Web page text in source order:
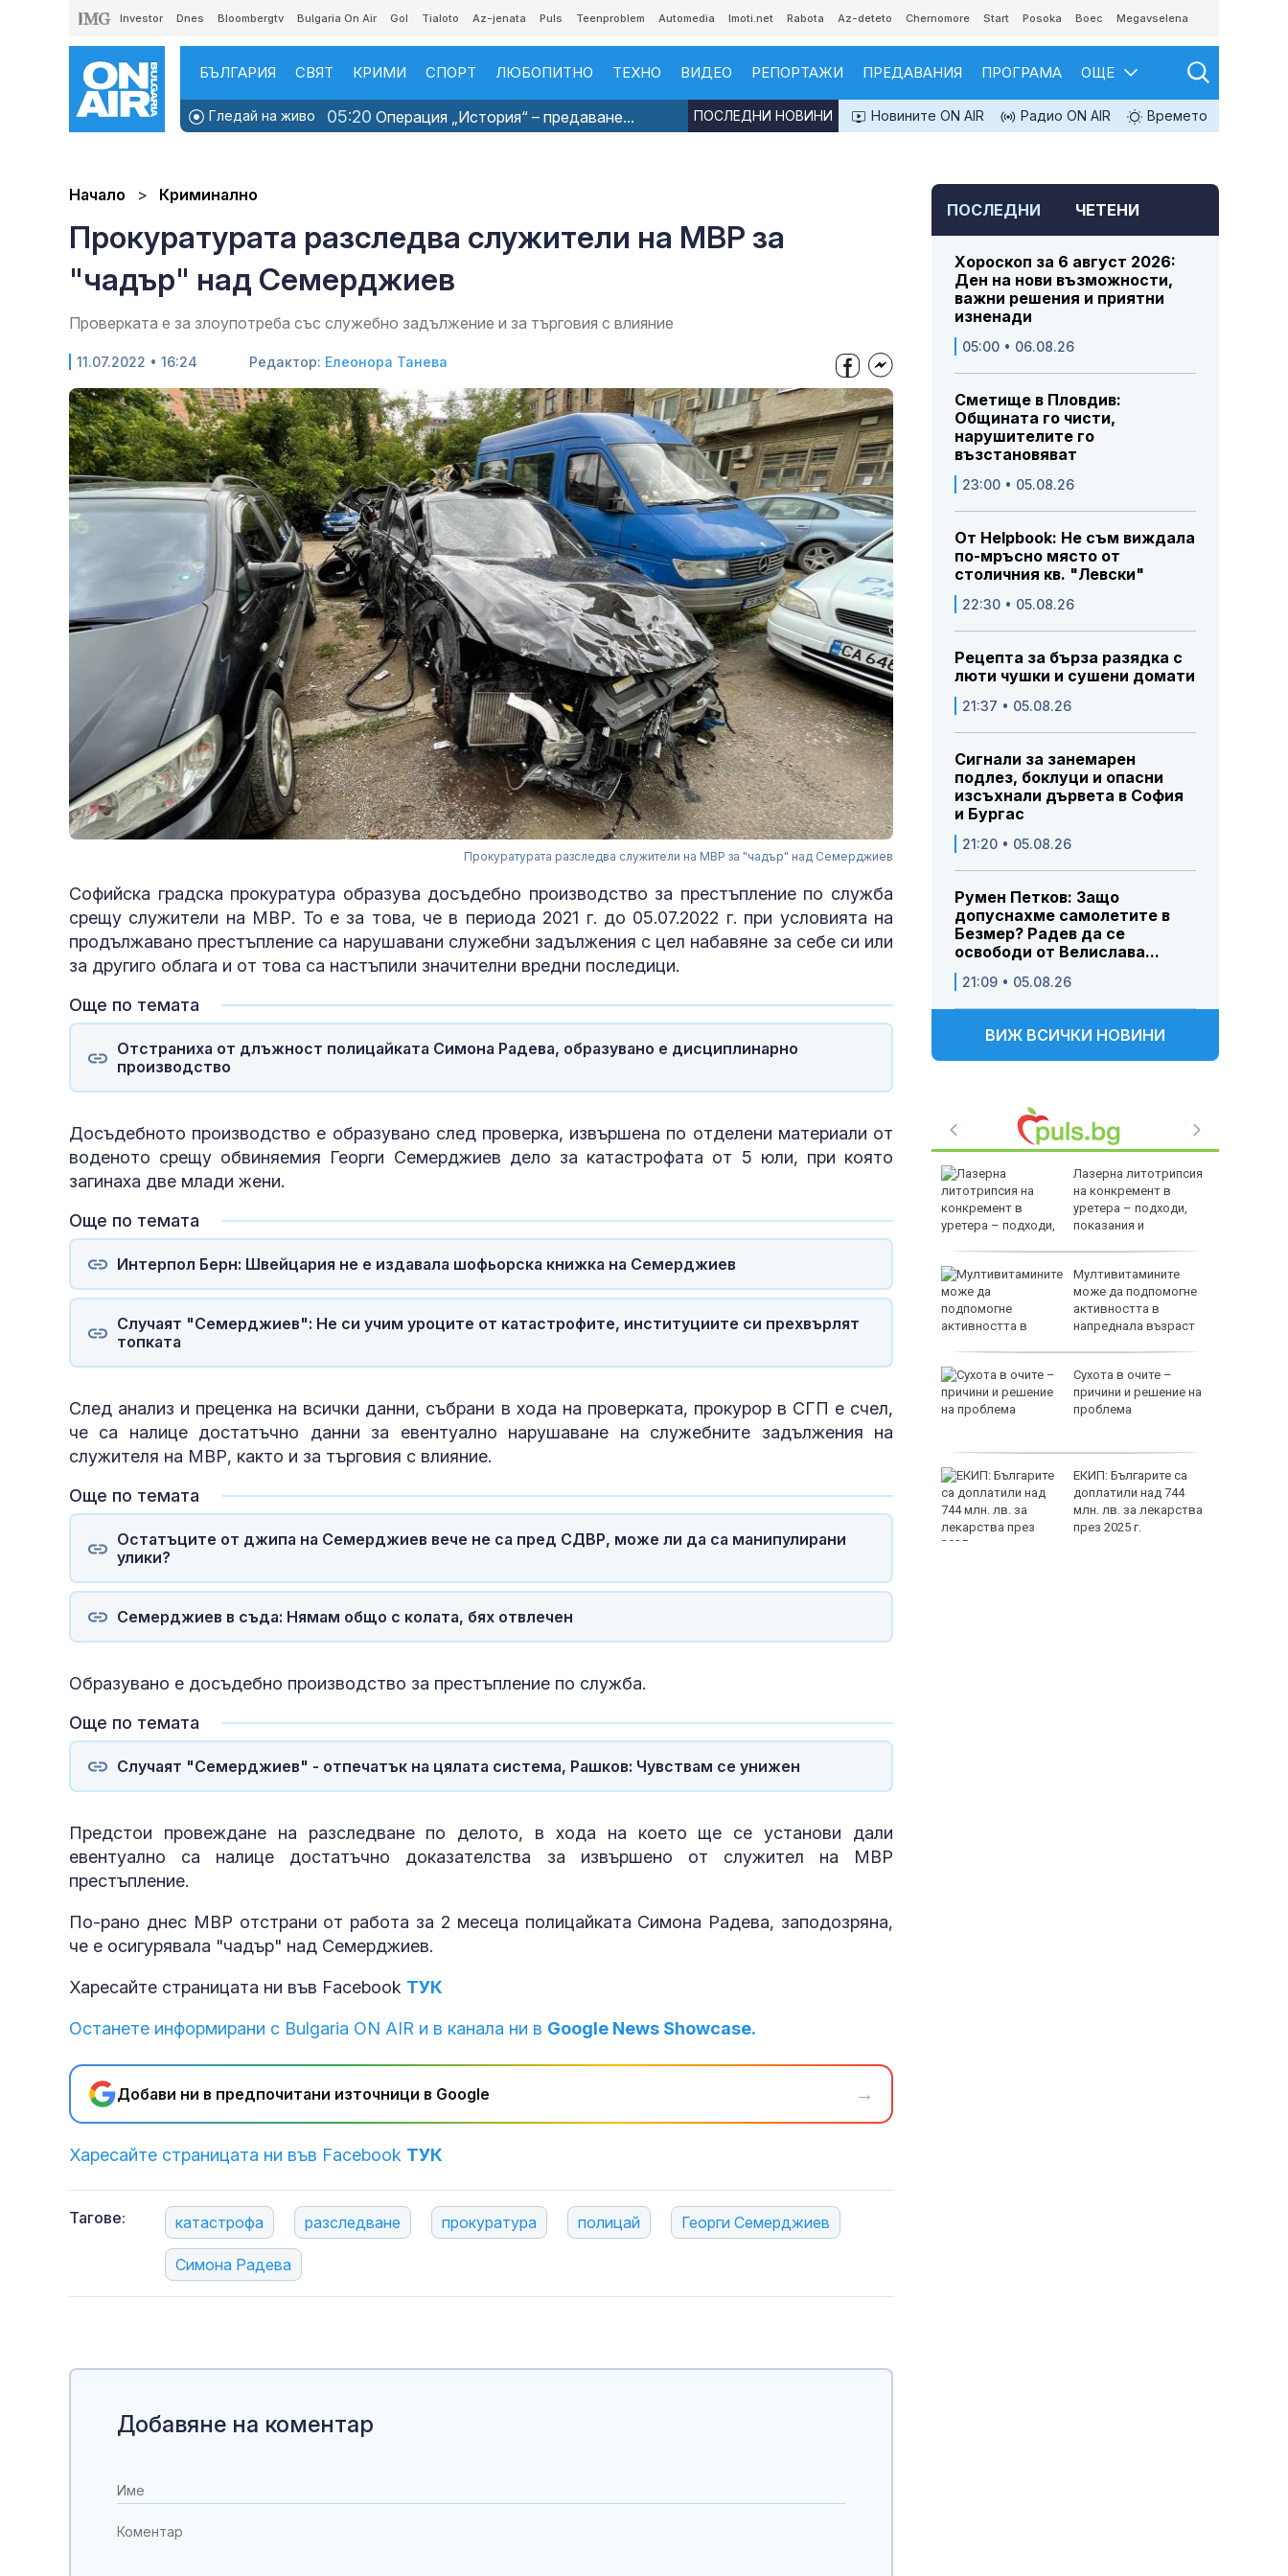
Investor Dnes Bloombergtv Bulgaria On Air Gol Tialoto Az-jenata Puls Teenproblem Automedia Imoti.net Rabota Az-deteto Chernomore Start Posoka Boec Megavselena
БЪЛГАРИЯ СВЯТ КРИМИ СПОРТ ЛЮБОПИТНО ТЕХНО ВИДЕО РЕПОРТАЖИ ПРЕДАВАНИЯ ПРОГРАМА ОЩЕ
Гледай на живо 05:20 Операция „История“ – предаване... Новините ON AIR Радио ON AIR Времето
ПОСЛЕДНИ НОВИНИ
Начало Криминално
Прокуратурата разследва служители на МВР за
"чадър" над Семерджиев
Проверката е за злоупотреба със служебно задължение и за търговия с влияние
11.07.2022 • 16:24 Редактор: Елеонора Танева
Прокуратурата разследва служители на МВР за "чадър" над Семерджиев
Софийска градска прокуратура образува досъдебно производство за престъпление по служба
срещу служители на МВР. То е за това, че в периода 2021 г. до 05.07.2022 г. при условията на
продължавано престъпление са нарушавани служебни задължения с цел набавяне за себе си или
за другиго облага и от това са настъпили значителни вредни последици.
Още по темата
Отстраниха от длъжност полицайката Симона Радева, образувано е дисциплинарно
производство
Досъдебното производство е образувано след проверка, извършена по отделени материали от
воденото срещу обвиняемия Георги Семерджиев дело за катастрофата от 5 юли, при която
загинаха две млади жени.
Още по темата
Интерпол Берн: Швейцария не е издавала шофьорска книжка на Семерджиев
Случаят "Семерджиев": Не си учим уроците от катастрофите, институциите си прехвърлят
топката
След анализ и преценка на всички данни, събрани в хода на проверката, прокурор в СГП е счел,
че са налице достатъчно данни за евентуално нарушаване на служебните задължения на
служителя на МВР, както и за търговия с влияние.
Още по темата
Остатъците от джипа на Семерджиев вече не са пред СДВР, може ли да са манипулирани
улики?
Семерджиев в съда: Нямам общо с колата, бях отвлечен
Образувано е досъдебно производство за престъпление по служба.
Още по темата
Случаят "Семерджиев" - отпечатък на цялата система, Рашков: Чувствам се унижен
Предстои провеждане на разследване по делото, в хода на което ще се установи дали
евентуално са налице достатъчно доказателства за извършено от служител на МВР
престъпление.
По-рано днес МВР отстрани от работа за 2 месеца полицайката Симона Радева, заподозряна,
че е осигурявала "чадър" над Семерджиев.
Харесайте страницата ни във Facebook ТУК
Останете информирани с Bulgaria ON AIR и в канала ни в Google News Showcase.
Добави ни в предпочитани източници в Google →
Харесайте страницата ни във Facebook ТУК
Тагове: катастрофа разследване прокуратура полицай Георги Семерджиев
Симона Радева
ПОСЛЕДНИ ЧЕТЕНИ
Хороскоп за 6 август 2026:
Ден на нови възможности,
важни решения и приятни
изненади
05:00 • 06.08.26
Сметище в Пловдив:
Общината го чисти,
нарушителите го
възстановяват
23:00 • 05.08.26
От Helpbook: Не съм виждала
по-мръсно място от
столичния кв. "Левски"
22:30 • 05.08.26
Рецепта за бърза разядка с
люти чушки и сушени домати
21:37 • 05.08.26
Сигнали за занемарен
подлез, боклуци и опасни
изсъхнали дървета в София
и Бургас
21:20 • 05.08.26
Румен Петков: Защо
допуснахме самолетите в
Безмер? Радев да се
освободи от Велислава...
21:09 • 05.08.26
ВИЖ ВСИЧКИ НОВИНИ
на Запада можеха да
Дубай
тревожност и
депресия
ще направи животът
по-лесен за 5 зодии
Лазерна литотрипсия
на конкремент в
уретера – подходи,
показания и
Мултивитамините
може да подпомогне
активността в
напреднала възраст
Сухота в очите –
причини и решение на
проблема
ЕКИП: Българите са
доплатили над 744
млн. лв. за лекарства
през 2025 г.
Добавяне на коментар